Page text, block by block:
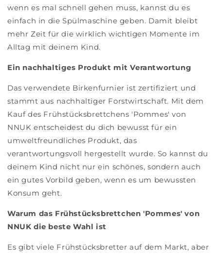
wenn es mal schnell gehen muss, kannst du es
einfach in die Spülmaschine geben. Damit bleibt
mehr Zeit für die wirklich wichtigen Momente im
Alltag mit deinem Kind.
Ein nachhaltiges Produkt mit Verantwortung
Das verwendete Birkenfurnier ist zertifiziert und
stammt aus nachhaltiger Forstwirtschaft. Mit dem
Kauf des Frühstücksbrettchens 'Pommes' von
NNUK entscheidest du dich bewusst für ein
umweltfreundliches Produkt, das
verantwortungsvoll hergestellt wurde. So kannst du
deinem Kind nicht nur ein schönes, sondern auch
ein gutes Vorbild geben, wenn es um bewussten
Konsum geht.
Warum das Frühstücksbrettchen 'Pommes' von
NNUK die beste Wahl ist
Es gibt viele Frühstücksbretter auf dem Markt, aber